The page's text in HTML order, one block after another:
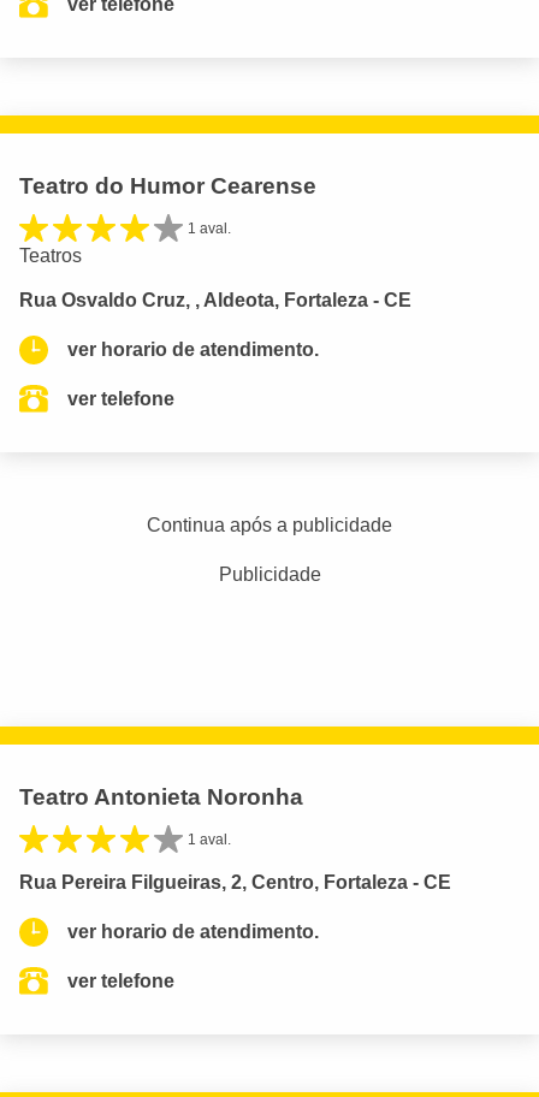
ver telefone
Teatro do Humor Cearense
1 aval.
Teatros
Rua Osvaldo Cruz, , Aldeota, Fortaleza - CE
ver horario de atendimento.
ver telefone
Continua após a publicidade
Publicidade
Teatro Antonieta Noronha
1 aval.
Rua Pereira Filgueiras, 2, Centro, Fortaleza - CE
ver horario de atendimento.
ver telefone